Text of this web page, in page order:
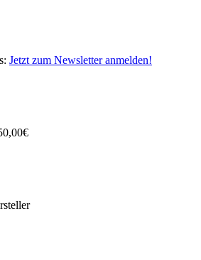
Jetzt zum Newsletter anmelden!